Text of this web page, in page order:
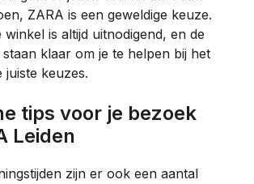
ZARA is een geweldige keuze.
winkel is altijd uitnodigend, en de
klaar om je te helpen bij het
juiste keuzes.
Leiden
zijn er ook een aantal